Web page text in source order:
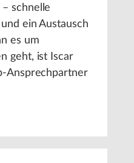
schnelle
ein Austausch
es um
geht, ist Iscar
Ansprechpartner